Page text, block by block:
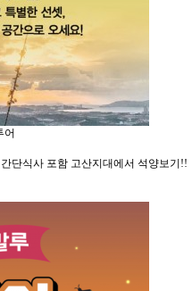
어
단식사 포함 고산지대에서 석양보기!!